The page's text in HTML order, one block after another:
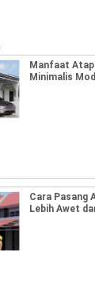
Manfaat Atap
Minimalis
Cara Pasang
Lebih Awet